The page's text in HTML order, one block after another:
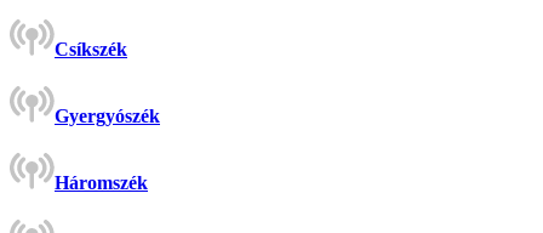
Csíkszék
Gyergyószék
Háromszék